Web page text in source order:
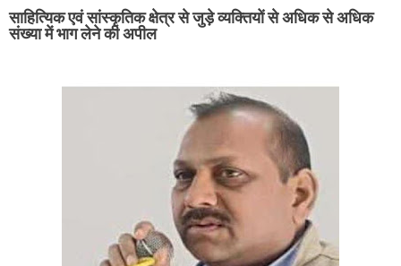
साहित्यिक एवं सांस्कृतिक क्षेत्र से जुड़े व्यक्तियों से अधिक से अधिक
संख्या में भाग लेने की अपील